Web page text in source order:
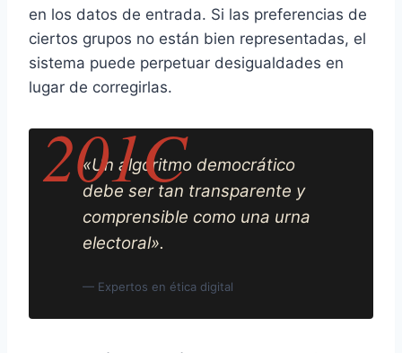
en los datos de entrada. Si las preferencias de
ciertos grupos no están bien representadas, el
sistema puede perpetuar desigualdades en
lugar de corregirlas.
«Un algoritmo democrático
debe ser tan transparente y
comprensible como una urna
electoral».
— Expertos en ética digital